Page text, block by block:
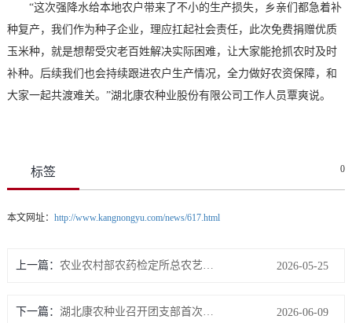
“这次强降水给本地农户带来了不小的生产损失，乡亲们都急着补
种复产，我们作为种子企业，理应扛起社会责任，此次免费捐赠优质
玉米种，就是想帮受灾老百姓解决实际困难，让大家能抢抓农时及时
补种。后续我们也会持续跟进农户生产情况，全力做好农资保障，和
大家一起共渡难关。”湖北康农种业股份有限公司工作人员覃爽说。
标签 0
本文网址： http://www.kangnongyu.com/news/617.html
上一篇： 农业农村部农药检定所总农艺师陶传江一行赴康农种业调研指导生物育种产业化工作 2026-05-25
下一篇： 湖北康农种业召开团支部首次团员大会 2026-06-09